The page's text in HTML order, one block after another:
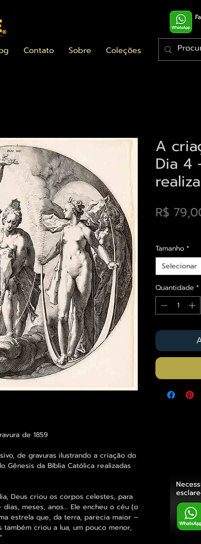
Contato Sobre Coleções
de 1859
de gravuras ilustrando a criação do
Gênesis da Bíblia Católica realizadas
Deus criou os corpos celestes, para
meses, anos... Ele encheu o céu (o
estrela que, da terra, parecia maior –
criou a lua, um pouco menor,
A
Dia 4
R$
Tamanho*
Selecionar
Quantidade *